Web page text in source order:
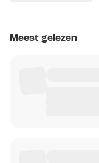
Meest gelezen